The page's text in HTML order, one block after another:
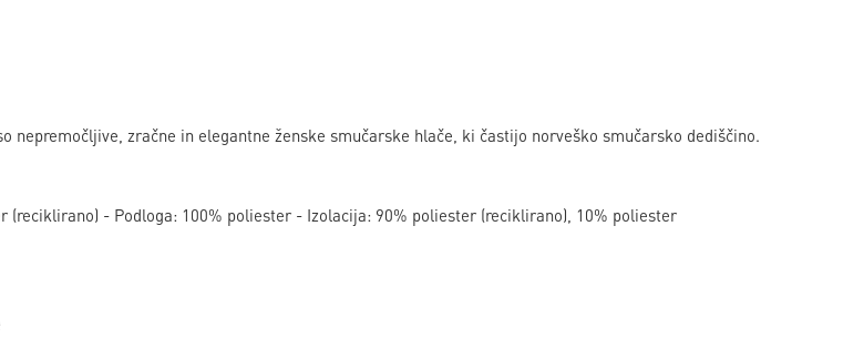
nepremočljive, zračne in elegantne ženske smučarske hlače, ki častijo norveško smučarsko dediščino.
(reciklirano) - Podloga: 100% poliester - Izolacija: 90% poliester (reciklirano), 10% poliester